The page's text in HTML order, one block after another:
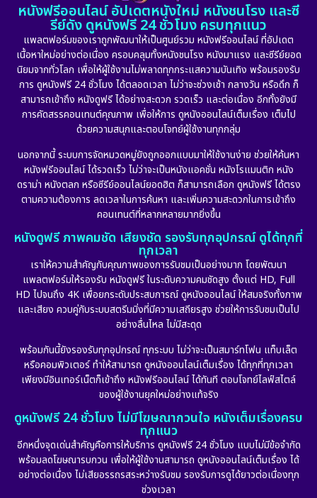
หนังฟรีออนไลน์ อัปเดตหนังใหม่ หนังชนโรง และซี
รีย์ดัง ดูหนังฟรี 24 ชั่วโมง ครบทุกแนว
แพลตฟอร์มของเราถูกพัฒนาให้เป็นศูนย์รวม หนังฟรีออนไลน์ ที่อัปเดต
เนื้อหาใหม่อย่างต่อเนื่อง ครอบคลุมทั้งหนังชนโรง หนังมาแรง และซีรีย์ยอด
นิยมจากทั่วโลก เพื่อให้ผู้ใช้งานไม่พลาดทุกกระแสความบันเทิง พร้อมรองรับ
การ ดูหนังฟรี 24 ชั่วโมง ได้ตลอดเวลา ไม่ว่าจะช่วงเช้า กลางวัน หรือดึก ก็
สามารถเข้าถึง หนังดูฟรี ได้อย่างสะดวก รวดเร็ว และต่อเนื่อง อีกทั้งยังมี
การคัดสรรคอนเทนต์คุณภาพ เพื่อให้การ ดูหนังออนไลน์เต็มเรื่อง เต็มไป
ด้วยความสนุกและตอบโจทย์ผู้ใช้งานทุกกลุ่ม
นอกจากนี้ ระบบการจัดหมวดหมู่ยังถูกออกแบบมาให้ใช้งานง่าย ช่วยให้ค้นหา
หนังฟรีออนไลน์ ได้รวดเร็ว ไม่ว่าจะเป็นหนังแอคชั่น หนังโรแมนติก หนัง
ดราม่า หนังตลก หรือซีรีย์ออนไลน์ยอดฮิต ก็สามารถเลือก ดูหนังฟรี ได้ตรง
ตามความต้องการ ลดเวลาในการค้นหา และเพิ่มความสะดวกในการเข้าถึง
คอนเทนต์ที่หลากหลายมากยิ่งขึ้น
หนังดูฟรี ภาพคมชัด เสียงชัด รองรับทุกอุปกรณ์ ดูได้ทุกที่
ทุกเวลา
เราให้ความสำคัญกับคุณภาพของการรับชมเป็นอย่างมาก โดยพัฒนา
แพลตฟอร์มให้รองรับ หนังดูฟรี ในระดับความคมชัดสูง ตั้งแต่ HD, Full
HD ไปจนถึง 4K เพื่อยกระดับประสบการณ์ ดูหนังออนไลน์ ให้สมจริงทั้งภาพ
และเสียง ควบคู่กับระบบสตรีมมิ่งที่มีความเสถียรสูง ช่วยให้การรับชมเป็นไป
อย่างลื่นไหล ไม่มีสะดุด
พร้อมกันนี้ยังรองรับทุกอุปกรณ์ ทุกระบบ ไม่ว่าจะเป็นสมาร์ทโฟน แท็บเล็ต
หรือคอมพิวเตอร์ ทำให้สามารถ ดูหนังออนไลน์เต็มเรื่อง ได้ทุกที่ทุกเวลา
เพียงมีอินเทอร์เน็ตก็เข้าถึง หนังฟรีออนไลน์ ได้ทันที ตอบโจทย์ไลฟ์สไตล์
ของผู้ใช้งานยุคใหม่อย่างแท้จริง
ดูหนังฟรี 24 ชั่วโมง ไม่มีโฆษณากวนใจ หนังเต็มเรื่องครบ
ทุกแนว
อีกหนึ่งจุดเด่นสำคัญคือการให้บริการ ดูหนังฟรี 24 ชั่วโมง แบบไม่มีข้อจำกัด
พร้อมลดโฆษณารบกวน เพื่อให้ผู้ใช้งานสามารถ ดูหนังออนไลน์เต็มเรื่อง ได้
อย่างต่อเนื่อง ไม่เสียอรรถรสระหว่างรับชม รองรับการดูได้ยาวต่อเนื่องทุก
ช่วงเวลา